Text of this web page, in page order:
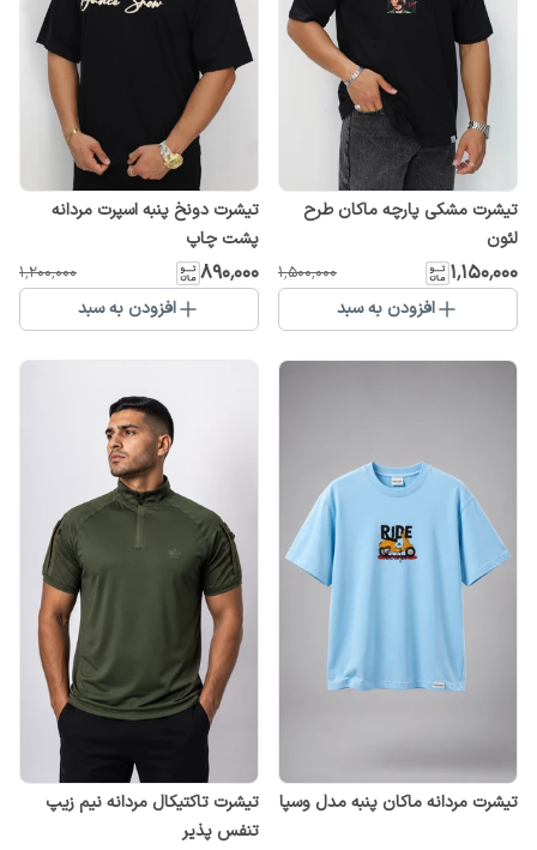
تیشرت مشکی پارچه ماکان طرح
لئون
۱٬۱۵۰٬۰۰۰ ۱٬۵۰۰٬۰۰۰
افزودن به سبد
تیشرت دونخ پنبه اسپرت مردانه
پشت چاپ
۸۹۰٬۰۰۰ ۱٬۲۰۰٬۰۰۰
افزودن به سبد
تیشرت مردانه ماکان پنبه مدل وسپا
تیشرت تاکتیکال مردانه نیم زیپ
تنفس پذیر